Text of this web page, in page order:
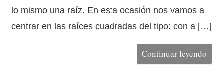
lo mismo una raíz. En esta ocasión nos vamos a
centrar en las raíces cuadradas del tipo: con a […]
Continuar leyendo